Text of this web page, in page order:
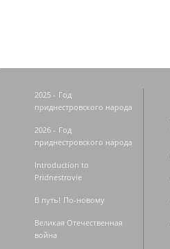
2025 - Год
приднестровского народа
2026 - Год
приднестровского народа
Introduction to
Pridnestrovie
В путь! По-новому
Великая Отечественная
война